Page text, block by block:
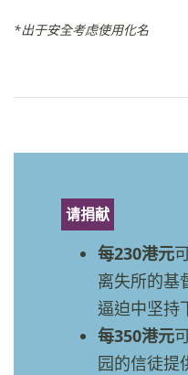
*出于安全考虑使用化名
请捐献
每230港元
离失所的基
逼迫中坚持
每350港元
园的信徒提